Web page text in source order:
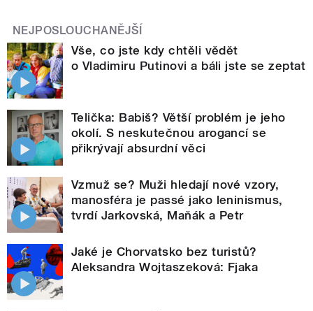
NEJPOSLOUCHANĚJŠÍ
Vše, co jste kdy chtěli vědět
o Vladimiru Putinovi a báli jste se zeptat
Telička: Babiš? Větší problém je jeho
okolí. S neskutečnou arogancí se
přikrývají absurdní věci
Vzmuž se? Muži hledají nové vzory,
manosféra je passé jako leninismus,
tvrdí Jarkovská, Maňák a Petr
Jaké je Chorvatsko bez turistů?
Aleksandra Wojtaszeková: Fjaka